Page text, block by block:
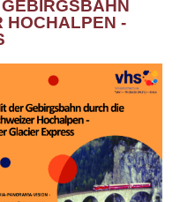
HOCHALPEN -